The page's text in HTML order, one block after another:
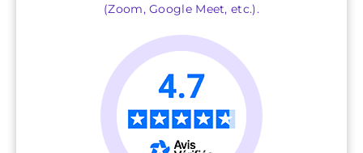
(Zoom, Google Meet, etc.).